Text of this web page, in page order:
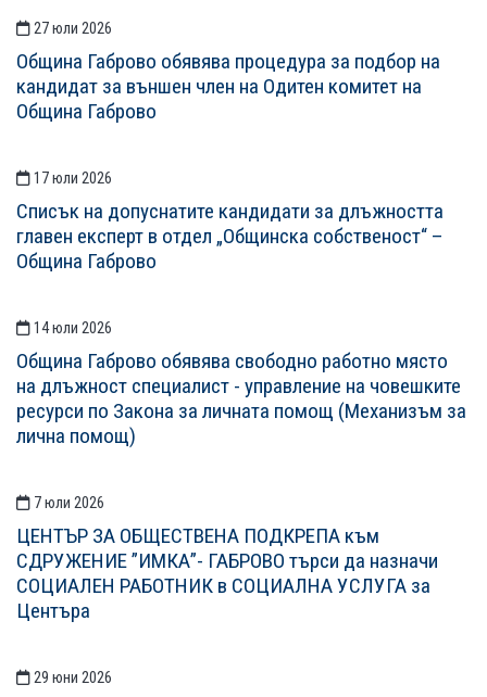
27 юли 2026
Община Габрово обявява процедура за подбор на
кандидат за външен член на Одитен комитет на
Община Габрово
17 юли 2026
Списък на допуснатите кандидати за длъжността
главен експерт в отдел „Общинска собственост“ –
Община Габрово
14 юли 2026
Община Габрово обявява свободно работно място
на длъжност специалист - управление на човешките
ресурси по Закона за личната помощ (Механизъм за
лична помощ)
7 юли 2026
ЦЕНТЪР ЗА ОБЩЕСТВЕНА ПОДКРЕПА към
СДРУЖЕНИЕ ”ИМКА”- ГАБРОВО търси да назначи
СОЦИАЛЕН РАБОТНИК в СОЦИАЛНА УСЛУГА за
Центъра
29 юни 2026